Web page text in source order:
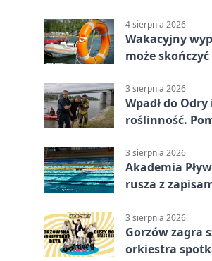
4 sierpnia 2026
Wakacyjny
może
3 sierpnia 2026
Wpadł do
roślinność.
3 sierpnia 2026
Akademia
rusza z
3 sierpnia 2026
Gorzów zagra
orkiestra